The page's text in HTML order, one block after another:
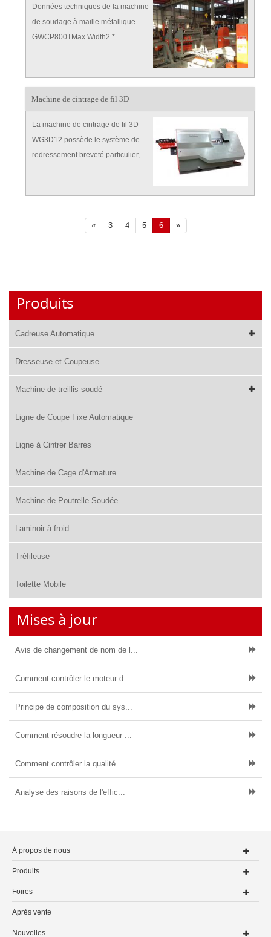
Données techniques de la machine
de soudage à maille métallique
GWCP800TMax Width2 *
diameter8mm-12mm coilCross wire
diameter6mm-8mm coilMax speed
40-60 strokes / mi ...
Machine de cintrage de fil 3D
La machine de cintrage de fil 3D
WG3D12 possède le système de
redressement breveté particulier,
« 3 4 5 6 »
Produits
Cadreuse Automatique
Dresseuse et Coupeuse
Machine de treillis soudé
Ligne de Coupe Fixe Automatique
Ligne à Cintrer Barres
Machine de Cage d'Armature
Machine de Poutrelle Soudée
Laminoir à froid
Tréfileuse
Toilette Mobile
Mises à jour
Avis de changement de nom de l...
Comment contrôler le moteur d...
Principe de composition du sys...
Comment résoudre la longueur ...
Comment contrôler la qualité...
Analyse des raisons de l'effic...
À propos de nous
Produits
Foires
Après vente
Nouvelles